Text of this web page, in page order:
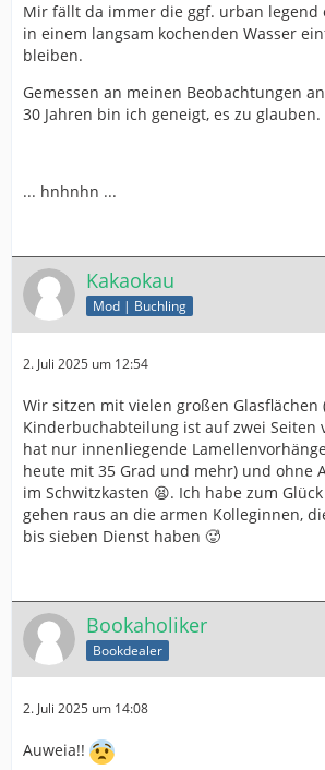
Mir fällt da immer die ggf. urban legend
in einem langsam kochenden Wasser
bleiben.
Gemessen an meinen Beobachtungen
30 Jahren bin ich geneigt, es zu glauben.
... hnhnhn ...
Kakaokau
Mod | Buchling
2. Juli 2025 um 12:54
Wir sitzen mit vielen großen Glasflächen
Kinderbuchabteilung ist auf zwei Seiten
hat nur innenliegende
heute mit 35 Grad und mehr) und ohne
im Schwitzkasten 😫. Ich habe zum
gehen raus an die armen Kolleginnen,
bis sieben Dienst haben 🥵
Bookaholiker
Bookdealer
2. Juli 2025 um 14:08
Auweia!!